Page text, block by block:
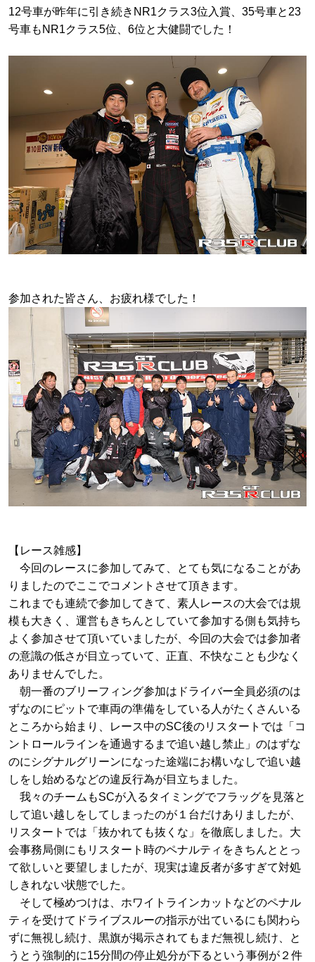
12号車が昨年に引き続きNR1クラス3位入賞、35号車と23
号車もNR1クラス5位、6位と大健闘でした！
参加された皆さん、お疲れ様でした！
【レース雑感】
今回のレースに参加してみて、とても気になることがあ
りましたのでここでコメントさせて頂きます。
これまでも連続で参加してきて、素人レースの大会では規
模も大きく、運営もきちんとしていて参加する側も気持ち
よく参加させて頂いていましたが、今回の大会では参加者
の意識の低さが目立っていて、正直、不快なことも少なく
ありませんでした。
朝一番のブリーフィング参加はドライバー全員必須のは
ずなのにピットで車両の準備をしている人がたくさんいる
ところから始まり、レース中のSC後のリスタートでは「コ
ントロールラインを通過するまで追い越し禁止」のはずな
のにシグナルグリーンになった途端にお構いなしで追い越
しをし始めるなどの違反行為が目立ちました。
我々のチームもSCが入るタイミングでフラッグを見落と
して追い越しをしてしまったのが１台だけありましたが、
リスタートでは「抜かれても抜くな」を徹底しました。大
会事務局側にもリスタート時のペナルティをきちんととっ
て欲しいと要望しましたが、現実は違反者が多すぎて対処
しきれない状態でした。
そして極めつけは、ホワイトラインカットなどのペナル
ティを受けてドライブスルーの指示が出ているにも関わら
ずに無視し続け、黒旗が掲示されてもまだ無視し続け、と
うとう強制的に15分間の停止処分が下るという事例が２件